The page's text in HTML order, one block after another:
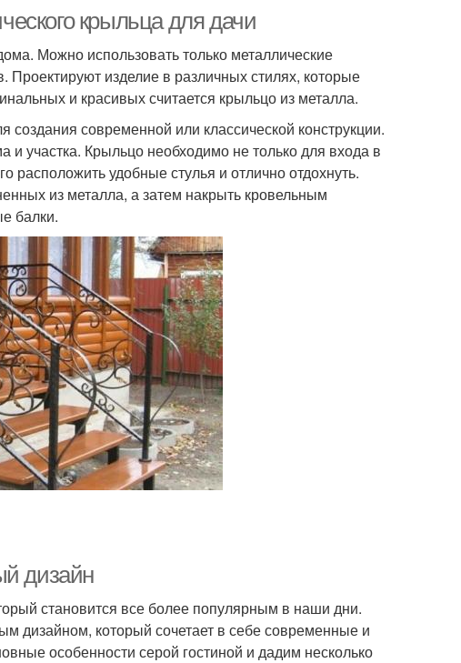
крыльца для дачи
Можно использовать только металлические
изделие в различных стилях, которые
и красивых считается крыльцо из металла.
современной или классической конструкции.
участка. Крыльцо необходимо не только для входа в
удобные стулья и отлично отдохнуть.
из металла, а затем накрыть кровельным
балки.
дизайн
становится все более популярным в наши дни.
дизайном, который сочетает в себе современные и
особенности серой гостиной и дадим несколько